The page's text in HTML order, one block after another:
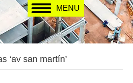
MENU
‘av san martín’